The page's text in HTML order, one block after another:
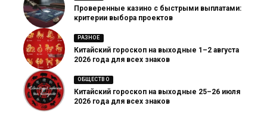
Проверенные казино с быстрыми выплатами:
критерии выбора проектов
РАЗНОЕ
Китайский гороскоп на выходные 1–2 августа
2026 года для всех знаков
ОБЩЕСТВО
Китайский гороскоп на выходные 25–26 июля
2026 года для всех знаков